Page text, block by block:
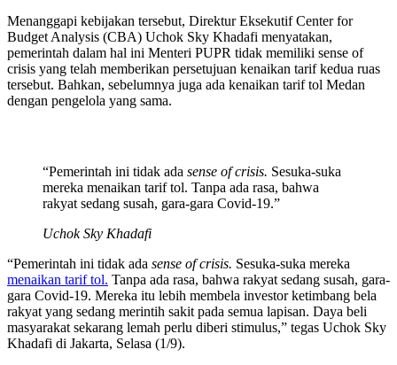
Menanggapi kebijakan tersebut, Direktur Eksekutif Center for
Budget Analysis (CBA) Uchok Sky Khadafi menyatakan,
pemerintah dalam hal ini Menteri PUPR tidak memiliki sense of
crisis yang telah memberikan persetujuan kenaikan tarif kedua ruas
tersebut. Bahkan, sebelumnya juga ada kenaikan tarif tol Medan
dengan pengelola yang sama.
“Pemerintah ini tidak ada sense of crisis. Sesuka-suka
mereka menaikan tarif tol. Tanpa ada rasa, bahwa
rakyat sedang susah, gara-gara Covid-19.”
Uchok Sky Khadafi
“Pemerintah ini tidak ada sense of crisis. Sesuka-suka mereka
menaikan tarif tol. Tanpa ada rasa, bahwa rakyat sedang susah, gara-
gara Covid-19. Mereka itu lebih membela investor ketimbang bela
rakyat yang sedang merintih sakit pada semua lapisan. Daya beli
masyarakat sekarang lemah perlu diberi stimulus,” tegas Uchok Sky
Khadafi di Jakarta, Selasa (1/9).